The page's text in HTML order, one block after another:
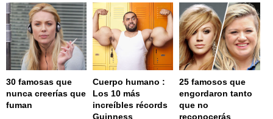
30 famosas que
nunca creerías que
fuman
Cuerpo humano :
Los 10 más
increíbles récords
Guinness
25 famosos que
engordaron tanto
que no
reconocerás